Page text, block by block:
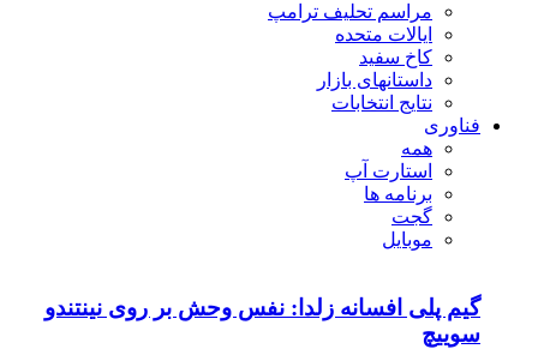
مراسم تحلیف ترامپ
ایالات متحده
کاخ سفید
داستانهای بازار
نتایج انتخابات
فناوری
همه
استارت آپ
برنامه ها
گجت
موبایل
گیم پلی افسانه زلدا: نفس وحش بر روی نینتندو
سوییچ